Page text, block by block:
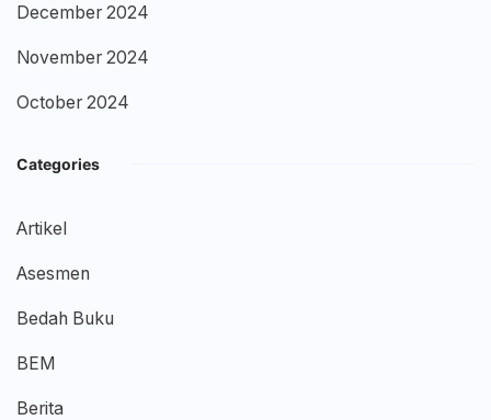
December 2024
November 2024
October 2024
Categories
Artikel
Asesmen
Bedah Buku
BEM
Berita